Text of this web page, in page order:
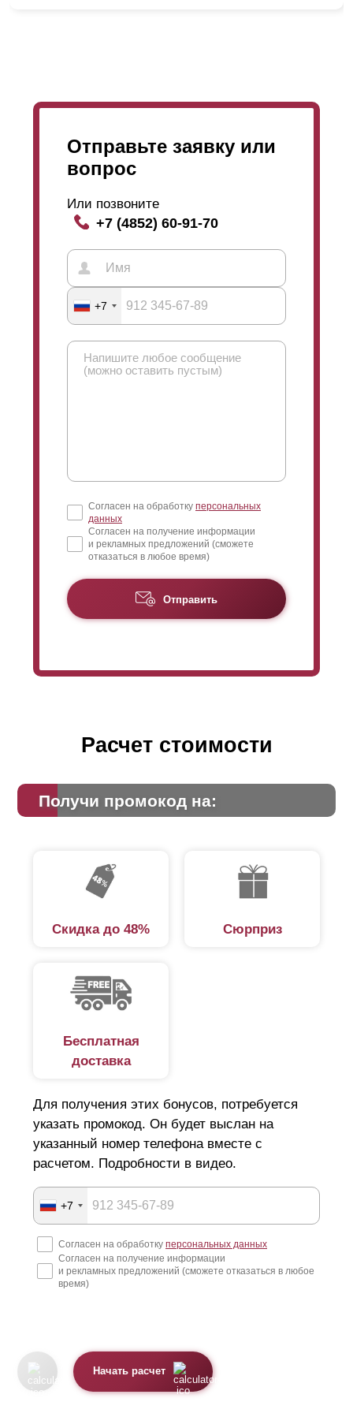
Также мы предоставляем возможность для Вас
выбрать глубину 50; 60; 80 мм и высоту
1,5 мм. С увеличением глубины секции,
увеличивается и высоталамели. А чем больше
приобретает массивности. Глубина секции и
ламелиникаким образом не действует на
срок эксплуатации забора. Менеджеры помогут вам с
выбором и продемонстрируют образцы.
То есть, выбирая забор Вы можете быть уверенны в
его качестве, главное рассчитывайте на свои
пожелания и желаемую суму стоимости готового
Отправьте заявку или
вопрос
Или позвоните
+7 (4852) 60-91-70
+7
Согласен на обработку персональных
данных
Согласен на получение информации
и рекламных предложений (сможете
отказаться в любое время)
Отправить
Расчет стоимости
Получи промокод на:
Скидка до 48% Сюрприз
Бесплатная
доставка
Для получения этих бонусов, потребуется
указать промокод. Он будет выслан на
указанный номер телефона вместе с
расчетом. Подробности в видео.
+7
Согласен на обработку персональных данных
Согласен на получение информации
и рекламных предложений (сможете отказаться в любое
время)
Начать расчет